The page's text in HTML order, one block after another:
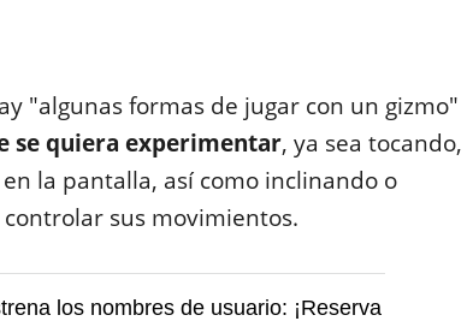
"algunas formas de jugar con un gizmo"
se quiera experimentar, ya sea tocando,
la pantalla, así como inclinando o
sus movimientos.
los nombres de usuario: ¡Reserva